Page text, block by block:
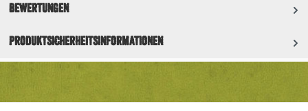
Bewertungen
Produktsicherheitsinformationen